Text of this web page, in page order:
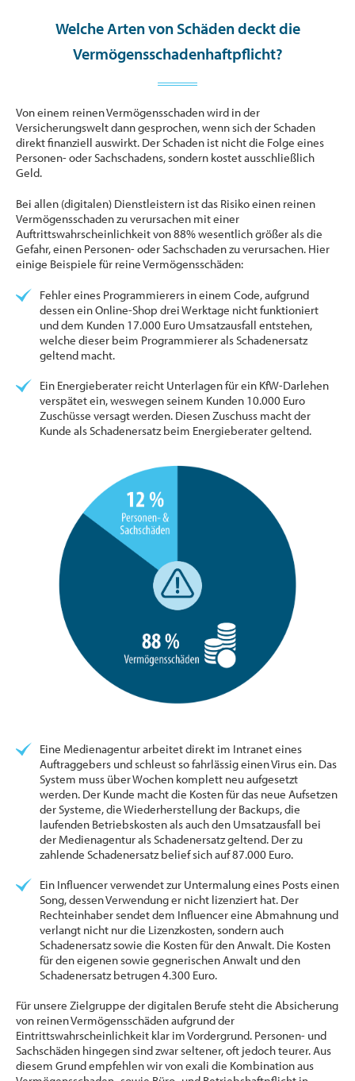
Welche Arten von Schäden deckt die
Vermögensschadenhaftpflicht?
Von einem reinen Vermögensschaden wird in der
Versicherungswelt dann gesprochen, wenn sich der Schaden
direkt finanziell auswirkt. Der Schaden ist nicht die Folge eines
Personen- oder Sachschadens, sondern kostet ausschließlich
Geld.
Bei allen (digitalen) Dienstleistern ist das Risiko einen reinen
Vermögensschaden zu verursachen mit einer
Auftrittswahrscheinlichkeit von 88% wesentlich größer als die
Gefahr, einen Personen- oder Sachschaden zu verursachen. Hier
einige Beispiele für reine Vermögensschäden:
Fehler eines Programmierers in einem Code, aufgrund
dessen ein Online-Shop drei Werktage nicht funktioniert
und dem Kunden 17.000 Euro Umsatzausfall entstehen,
welche dieser beim Programmierer als Schadenersatz
geltend macht.
Ein Energieberater reicht Unterlagen für ein KfW-Darlehen
verspätet ein, weswegen seinem Kunden 10.000 Euro
Zuschüsse versagt werden. Diesen Zuschuss macht der
Kunde als Schadenersatz beim Energieberater geltend.
Eine Medienagentur arbeitet direkt im Intranet eines
Auftraggebers und schleust so fahrlässig einen Virus ein. Das
System muss über Wochen komplett neu aufgesetzt
werden. Der Kunde macht die Kosten für das neue Aufsetzen
der Systeme, die Wiederherstellung der Backups, die
laufenden Betriebskosten als auch den Umsatzausfall bei
der Medienagentur als Schadenersatz geltend. Der zu
zahlende Schadenersatz belief sich auf 87.000 Euro.
Ein Influencer verwendet zur Untermalung eines Posts einen
Song, dessen Verwendung er nicht lizenziert hat. Der
Rechteinhaber sendet dem Influencer eine Abmahnung und
verlangt nicht nur die Lizenzkosten, sondern auch
Schadenersatz sowie die Kosten für den Anwalt. Die Kosten
für den eigenen sowie gegnerischen Anwalt und den
Schadenersatz betrugen 4.300 Euro.
Für unsere Zielgruppe der digitalen Berufe steht die Absicherung
von reinen Vermögensschäden aufgrund der
Eintrittswahrscheinlichkeit klar im Vordergrund. Personen- und
Sachschäden hingegen sind zwar seltener, oft jedoch teurer. Aus
diesem Grund empfehlen wir von exali die Kombination aus